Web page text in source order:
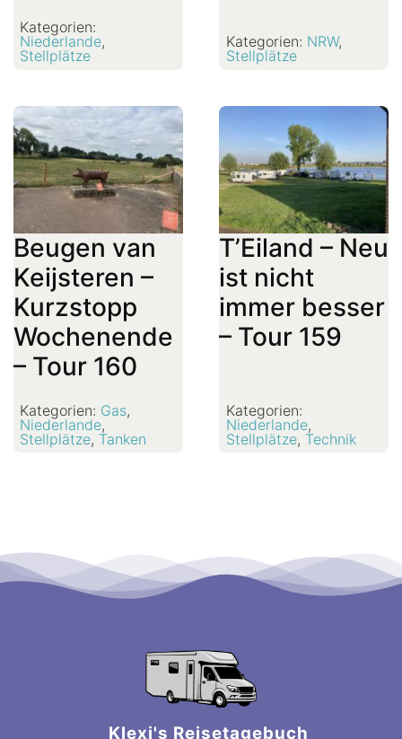
Kategorien:
Niederlande,
Stellplätze
Kategorien: NRW,
Stellplätze
Beugen van
Keijsteren –
Kurzstopp
Wochenende
– Tour 160
Kategorien: Gas,
Niederlande,
Stellplätze, Tanken
T’Eiland – Neu
ist nicht
immer besser
– Tour 159
Kategorien:
Niederlande,
Stellplätze, Technik
Klexi's Reisetagebuch